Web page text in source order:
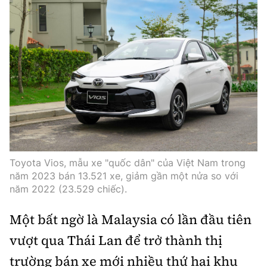
Toyota Vios, mẫu xe "quốc dân" của Việt Nam trong
năm 2023 bán 13.521 xe, giảm gần một nửa so với
năm 2022 (23.529 chiếc).
Một bất ngờ là Malaysia có lần đầu tiên
vượt qua Thái Lan để trở thành thị
trường bán xe mới nhiều thứ hai khu